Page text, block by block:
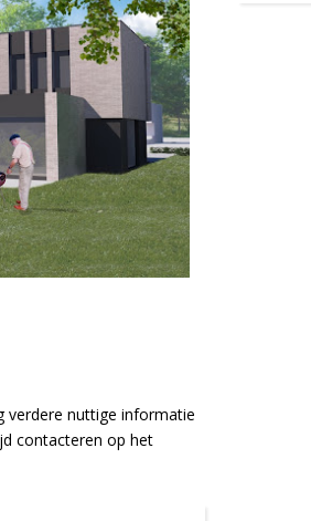
verdere nuttige informatie
contacteren op het